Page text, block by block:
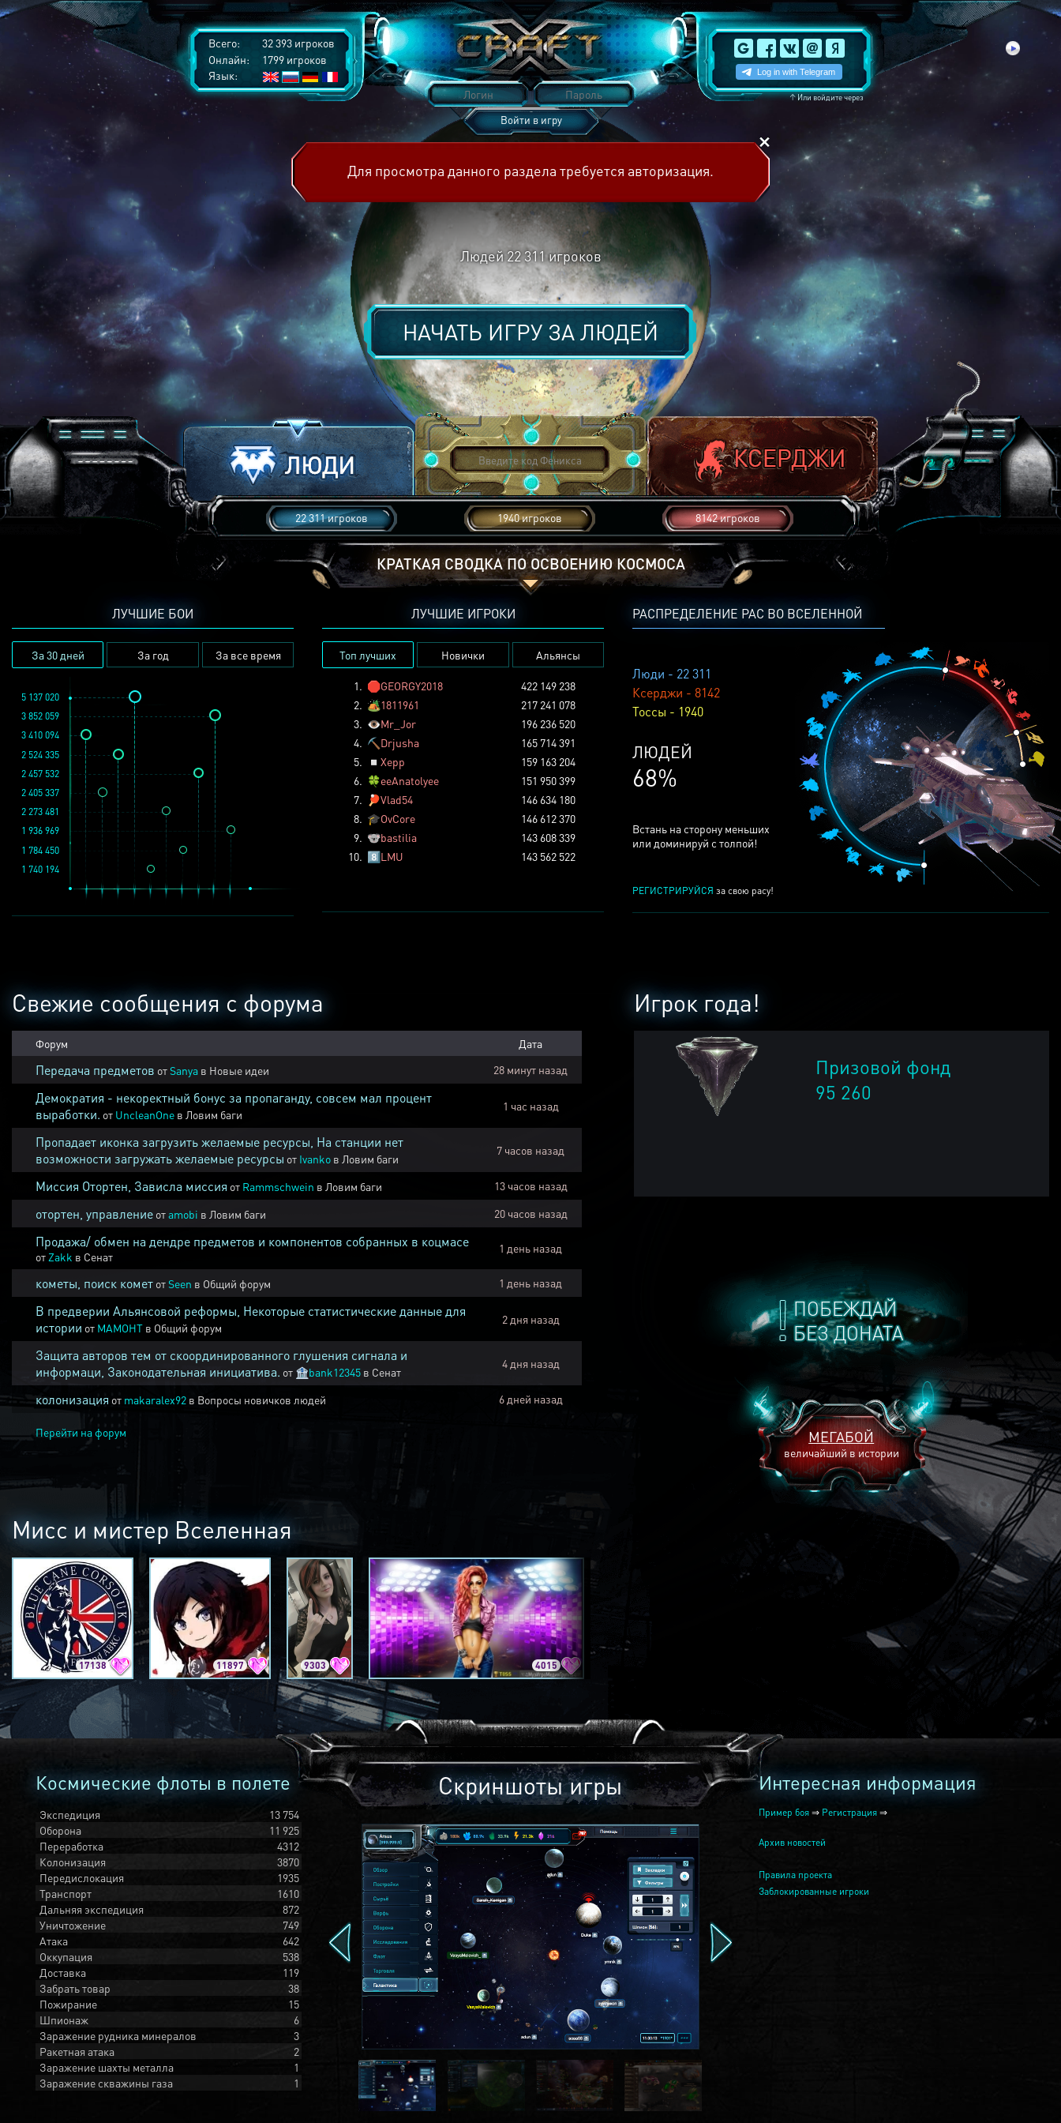
Всего:
32 393 игроков
Онлайн:
1799 игроков
Язык:
↑Или войдите через
Войти в игру
Для просмотра данного раздела требуется авторизация.
Людей 22 311 игроков
НАЧАТЬ ИГРУ ЗАЛЮДЕЙ
22 311 игроков 1940 игроков 8142 игроков
КРАТКАЯ СВОДКА ПО ОСВОЕНИЮ КОСМОСА
РАСПРЕДЕЛЕНИЕ РАС ВО ВСЕЛЕННОЙ
Люди - 22 311
Ксерджи - 8142
Тоссы - 1940
КСЕРДЖЕЙ
25%
Встань на сторону меньших
или доминируй с толпой!
РЕГИСТРИРУЙСЯ за свою расу!
ЛУЧШИЕ БОИ
За 30 дней За год За все время
1 936 969
3 852 059
2 457 532
1 784 450
2 273 481
1 740 194
5 137 020
2 524 335
2 405 337
3 410 094
ЛУЧШИЕ ИГРОКИ
Топ лучших Новички Альянсы
1. 🛑GEORGY2018
422 149 238
2. 🏕️1811961
217 241 078
3. 👁️Mr_Jor
196 236 520
4. ⛏️ Drjusha
165 714 391
5.
◽ Xepp
159 163 204
6. 🍀eeAnatolyee
151 950 399
7.
🏓Vlad54
146 634 180
8. 🎓OvCore
146 612 370
9. 🐨bastilia
143 608 339
10. 8️⃣LMU 143 562 522
ПОБЕЖДАЙ
БЕЗ ДОНАТА
МЕГАБОЙ
величайший в истории
Игрок года!
Призовой фонд
95 260
Свежие сообщения с форума
Форум Дата
Передача предметов отSanya в Новые идеи 28 минут назад
Демократия - некоректный бонус за пропаганду, совсем мал процент
выработки. от UncleanOne в Ловим баги
1 час назад
Пропадает иконка загрузить желаемые ресурсы, На станции нет
возможности загружать желаемые ресурсы от Ivanko в Ловим баги
7 часов назад
Миссия Отортен, Зависла миссия от Rammschwein в Ловим баги 13 часов назад
отортен, управление отamobi в Ловим баги 20 часов назад
Продажа/ обмен на дендре предметов и компонентов собранных в коцмасе
от Zakk в Сенат
1 день назад
кометы, поиск комет отSeen в Общий форум 1 день назад
В предверии Альянсовой реформы, Некоторые статистические данные для
истории от MAMOHT в Общий форум
2 дня назад
Защита авторов тем от скоординированного глушения сигнала и
информаци, Законодательная инициатива. от 🏦bank12345 в Сенат
4 дня назад
колонизация от makaralex92 в Вопросы новичков людей 6 дней назад
Перейти на форум
Мисс и мистер Вселенная
17138 11897 9303 4015 2240
Космические флоты в полете
Экспедиция
13 754
Оборона
11 925
Переработка
4312
Колонизация
3870
Передислокация
1935
Транспорт
1610
Дальняя экспедиция
872
Уничтожение
749
Атака
642
Оккупация
538
Доставка
119
Забрать товар
38
Пожирание
15
Шпионаж
6
Заражение рудника минералов
3
Ракетная атака
2
Заражение шахты металла
1
Заражение скважины газа
1
Скриншоты игры Интересная информация
Пример боя ⇒ Регистрация ⇒
Архив новостей
Правила проекта
Заблокированные игроки